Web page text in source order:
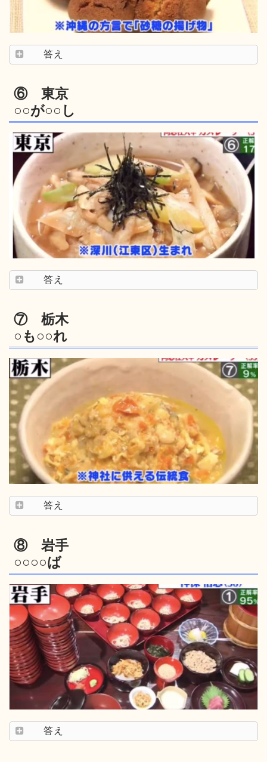
答え
⑥ 東京
○○が○○し
答え
⑦ 栃木
○も○○れ
答え
⑧ 岩手
○○○○ば
答え